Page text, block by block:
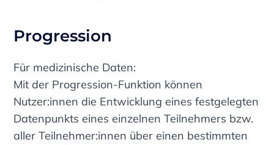
Progression
Für medizinische Daten:
Mit der Progression-Funktion können
Nutzer:innen die Entwicklung eines festgelegten
Datenpunkts eines einzelnen Teilnehmers bzw.
aller Teilnehmer:innen über einen bestimmten